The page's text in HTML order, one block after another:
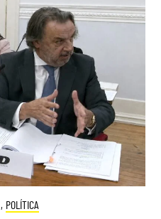
, POLÍTICA